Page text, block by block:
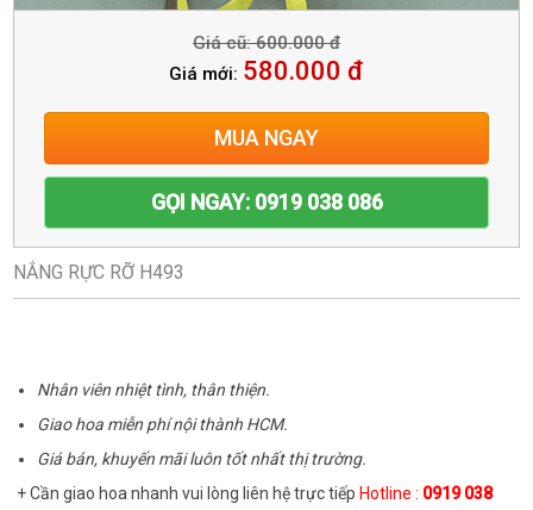
Giá cũ: 600.000 đ
Giá mới: 580.000 đ
MUA NGAY
GỌI NGAY: 0919 038 086
NẮNG RỰC RỠ H493
Nhân viên nhiệt tình, thân thiện.
Giao hoa miễn phí nội thành HCM.
Giá bán, khuyến mãi luôn tốt nhất thị trường.
+ Cần giao hoa nhanh vui lòng liên hệ trực tiếp Hotline : 0919 038